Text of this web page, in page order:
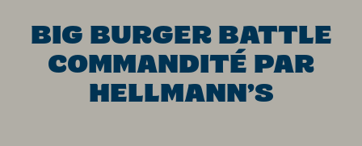
BIG BURGER BATTLE
COMMANDITÉ PAR
HELLMANN’S